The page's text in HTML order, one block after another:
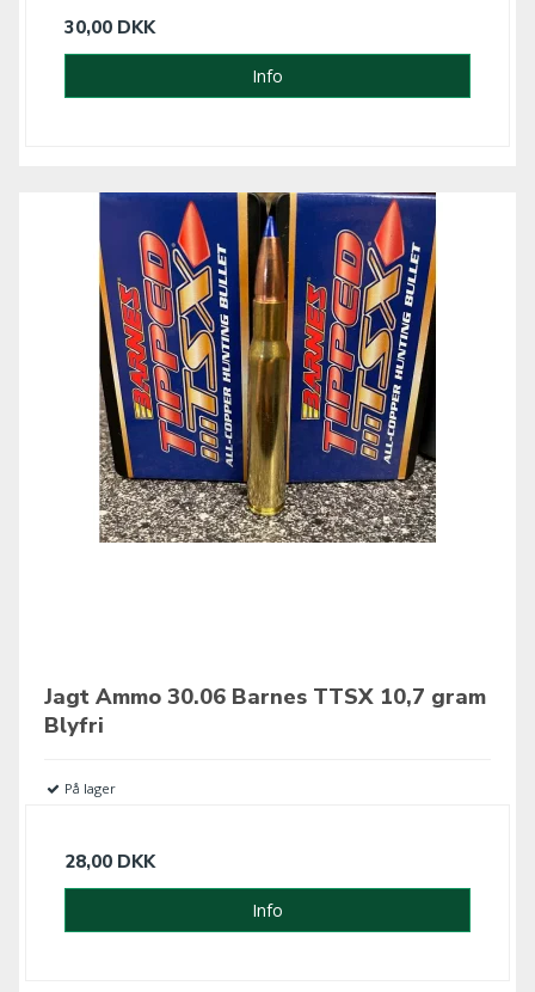
30,00 DKK
Info
Jagt Ammo 30.06 Barnes TTSX 10,7 gram
Blyfri
På lager
28,00 DKK
Info